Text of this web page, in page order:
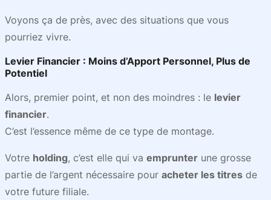
Voyons ça de près, avec des situations que vous
pourriez vivre.
Levier Financier : Moins d’Apport Personnel, Plus de
Potentiel
Alors, premier point, et non des moindres : le levier
financier.
C’est l’essence même de ce type de montage.
Votre holding, c’est elle qui va emprunter une grosse
partie de l’argent nécessaire pour acheter les titres de
votre future filiale.